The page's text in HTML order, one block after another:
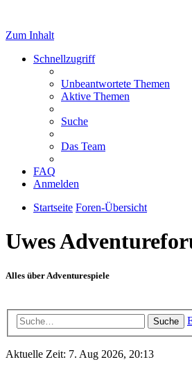
Zum Inhalt
Schnellzugriff
Unbeantwortete Themen
Aktive Themen
Suche
Das Team
FAQ
Anmelden
Startseite Foren-Übersicht
Uwes
Alles über Adventurespiele
Suche
Aktuelle Zeit: 7. Aug 2026, 20:13